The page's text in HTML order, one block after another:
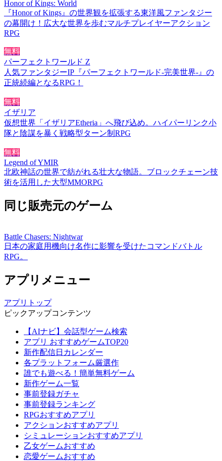
Honor of Kings: World
『Honor of Kings』の世界観を拡張する東洋風ファンタジー
の幕開け！広大な世界を歩むマルチプレイヤーアクション
RPG
無料
パーフェクトワールド Z
人気ファンタジーIP『パーフェクトワールド-完美世界-』の
正統続編となるRPG！
無料
イザリア
仮想世界「イザリアEtheria」へ飛び込め。ハイパーリンク小
隊と陰謀を暴く戦略型ターン制RPG
無料
Legend of YMIR
北欧神話の世界で紡がれる壮大な物語。ブロックチェーン技
術を活用した大型MMORPG
同じ販売元のゲーム
Battle Chasers: Nightwar
日本の家庭用機向け名作に影響を受けたコマンドバトル
RPG。
アプリメニュー
アプリトップ
ピックアップコンテンツ
【AIナビ】会話型ゲーム検索
アプリ おすすめゲームTOP20
新作配信日カレンダー
各プラットフォーム厳選作
誰でも遊べる！簡単無料ゲーム
新作ゲーム一覧
事前登録ガチャ
事前登録ランキング
RPGおすすめアプリ
アクションおすすめアプリ
シミュレーションおすすめアプリ
乙女ゲームおすすめ
恋愛ゲームおすすめ